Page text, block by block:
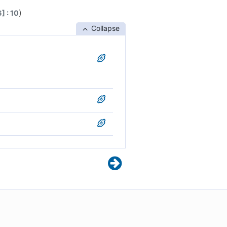
: 10)
Collapse
shumë qartë
i jashtëzakonshëm dhe
dhe atë gjendje të
Ai tha: “Shko
janë tiranë të